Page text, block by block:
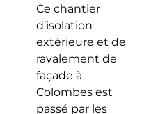
Ce chantier
d’isolation
extérieure et de
ravalement de
façade à
Colombes est
passé par les